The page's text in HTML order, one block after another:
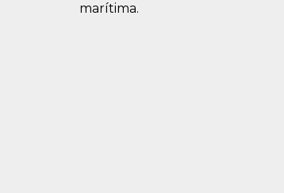
marítima.